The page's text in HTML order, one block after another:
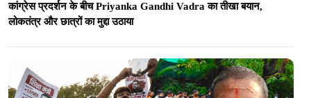
कांग्रेस प्रदर्शन के बीच Priyanka Gandhi Vadra का तीखा बयान,
लोकतंत्र और छात्रों का मुद्दा उठाया